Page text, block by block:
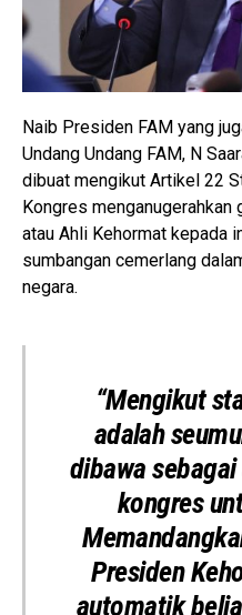
Naib Presiden FAM yang
Undang Undang FAM, N
dibuat mengikut Artikel 22
Kongres
atau Ahli Kehormat kepada
sumbangan cemerlang
negara.
“Mengikut
adalah
dibawa
kongres
Presiden
automatik